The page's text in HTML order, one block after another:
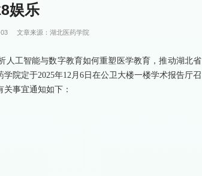
娱乐
文章来源：湖北医药学院
人工智能与数字教育如何重塑医学教育，推动湖北省
院定于2025年12月6日在公卫大楼一楼学术报告厅召
事宜通知如下：